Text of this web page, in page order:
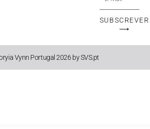
Mail
SUBSCREVER
⟶
Vynn Portugal 2026 by SVS.pt